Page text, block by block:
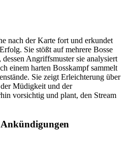
nach der Karte fort und erkundet
Sie stößt auf mehrere Bosse
Angriffsmuster sie analysiert
einem harten Bosskampf sammelt
Sie zeigt Erleichterung über
Müdigkeit und der
vorsichtig und plant, den Stream
Ankündigungen